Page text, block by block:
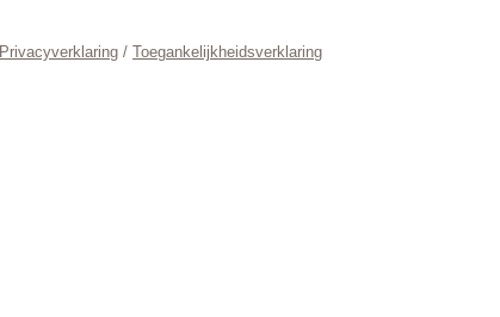
Privacyverklaring / Toegankelijkheidsverklaring